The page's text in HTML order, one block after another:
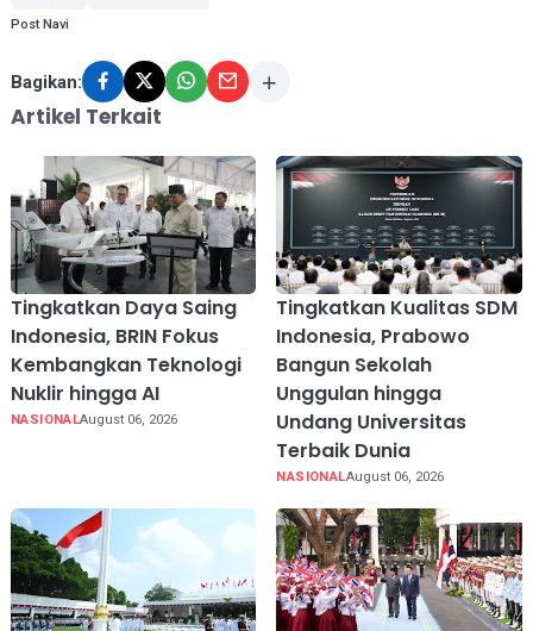
Post Navi
Bagikan:
Artikel Terkait
Tingkatkan Daya Saing
Indonesia, BRIN Fokus
Kembangkan Teknologi
Nuklir hingga AI
NASIONALAugust 06, 2026
Tingkatkan Kualitas SDM
Indonesia, Prabowo
Bangun Sekolah
Unggulan hingga
Undang Universitas
Terbaik Dunia
NASIONALAugust 06, 2026